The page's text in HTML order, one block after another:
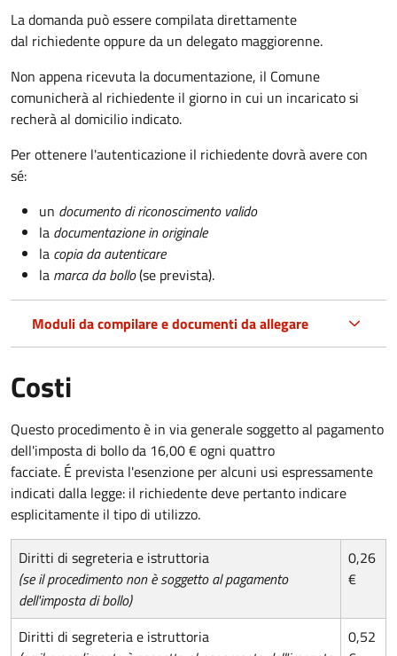
La domanda può essere compilata direttamente
dal richiedente oppure da un delegato maggiorenne.
Non appena ricevuta la documentazione, il Comune
comunicherà al richiedente il giorno in cui un incaricato si
recherà al domicilio indicato.
Per ottenere l'autenticazione il richiedente dovrà avere con
sé:
un documento di riconoscimento valido
la documentazione in originale
la copia da autenticare
la marca da bollo(se prevista).
Moduli da compilare e documenti da allegare
Costi
Questo procedimento è in via generale soggetto al pagamento
dell'imposta di bollo da 16,00 € ogni quattro
facciate. É prevista l'esenzione per alcuni usi espressamente
indicati dalla legge: il richiedente deve pertanto indicare
esplicitamente il tipo di utilizzo.
Diritti di segreteria e istruttoria
(se il procedimento non è soggetto al pagamento
dell'imposta di bollo)
0,26
€
Diritti di segreteria e istruttoria
0,52